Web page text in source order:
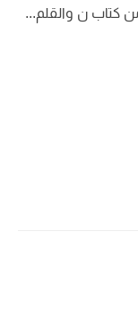
من كتاب ن والقلم...